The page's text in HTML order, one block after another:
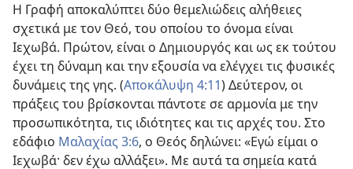
Η Γραφή αποκαλύπτει δύο θεμελιώδεις αλήθειες
σχετικά με τον Θεό, του οποίου το όνομα είναι
Ιεχωβά. Πρώτον, είναι ο Δημιουργός και ως εκ τούτου
έχει τη δύναμη και την εξουσία να ελέγχει τις φυσικές
δυνάμεις της γης. (Αποκάλυψη 4:11) Δεύτερον, οι
πράξεις του βρίσκονται πάντοτε σε αρμονία με την
προσωπικότητα, τις ιδιότητες και τις αρχές του. Στο
εδάφιο Μαλαχίας 3:6, ο Θεός δηλώνει: «Εγώ είμαι ο
Ιεχωβά· δεν έχω αλλάξει». Με αυτά τα σημεία κατά